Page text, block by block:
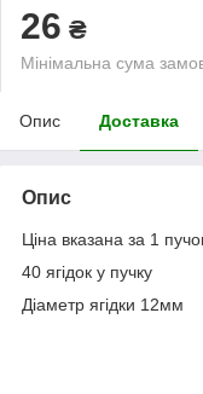
26 ₴
Мінімальна сума
Опис Доставка
Опис
Ціна вказана за 1
40 ягідок у пучку
Діаметр ягідки 12мм